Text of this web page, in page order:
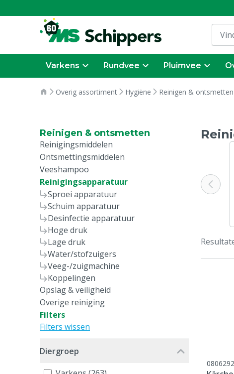
Varkens Rundvee Pluimvee
Overig assortiment Hygiëne Reinigen & ontsmetten
Reinigen & ontsmetten
Reinigingsmiddelen
Ontsmettingsmiddelen
Veeshampoo
Reinigingsapparatuur
Sproei apparatuur
Schuim apparatuur
Desinfectie apparatuur
Hoge druk
Lage druk
Water/stofzuigers
Veeg-/zuigmachine
Koppelingen
Opslag & veiligheid
Overige reiniging
Filters
Filters wissen
Diergroep
0806292